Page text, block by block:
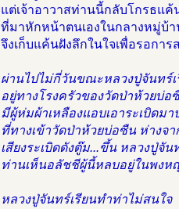
แต่เจ้าอาวาสท่านนี้กลับโกรธแค้
ที่มาหักหน้าตนเองในกลางหมู่บ้
จึงเก็บแค้นฝังลึกในใจเพื่อรอกา
ผ่านไปไม่กี่วันขณะหลวงปู่จันทร์เ
อยู่ทางโรงครัวของวัดป่าห้วยบ่อ
มีผู้ห่มผ้าเหลืองแอบเอาระเบิดม
ที่ทางเข้าวัดป่าห้วยบ่อซืน ห่างจ
เสียงระเบิดดังตู๊ม...ขึ้น หลวงปู่
ท่านเห็นอลัชชีผู้นี้หลบอยู่ในพงห
หลวงปู่จันทร์เรียนทำท่าไม่สนใจ